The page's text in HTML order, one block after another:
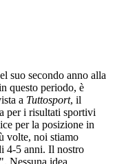
suo secondo anno alla
questo periodo, è
a Tuttosport, il
per i risultati sportivi
per la posizione in
volte, noi stiamo
4-5 anni. Il nostro
Nessuna idea